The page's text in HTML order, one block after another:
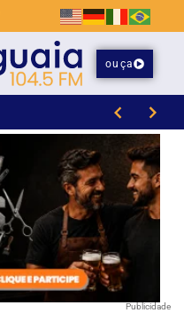
ouça
Publicidade